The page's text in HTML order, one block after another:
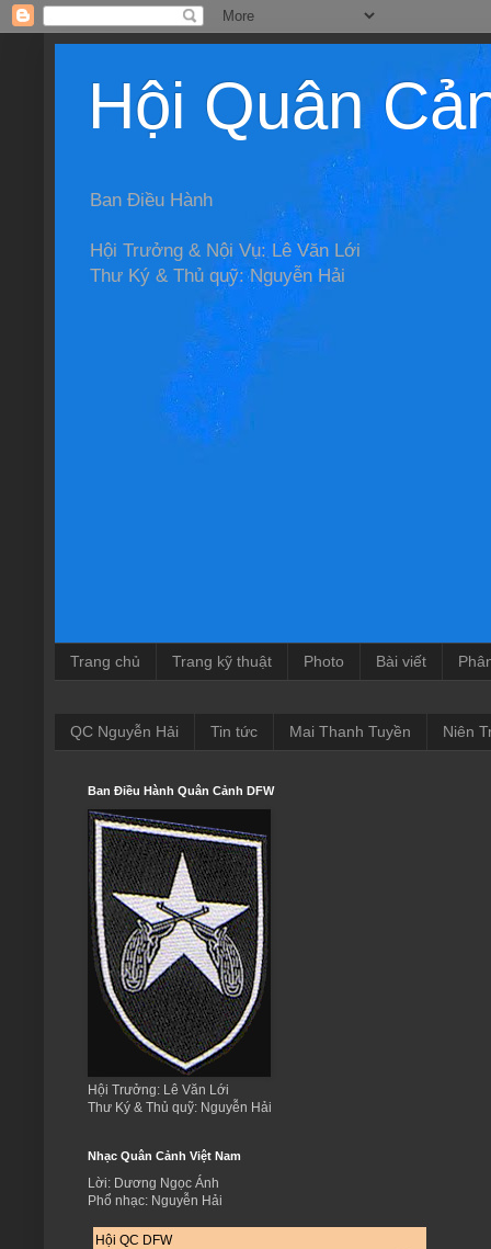
Hội Quân
Ban Điều Hành
Hội Trưởng & Nội Vụ: Lê Văn Lới
Thư Ký & Thủ quỹ: Nguyễn Hải
Trang chủ Trang kỹ thuật Photo Bài viết
QC Nguyễn Hải Tin tức Mai Thanh Tuyền Niên
Ban Điều Hành Quân Cảnh DFW
Hội Trưởng: Lê Văn Lới
Thư Ký & Thủ quỹ: Nguyễn Hải
Nhạc Quân Cảnh Việt Nam
Lời: Dương Ngọc Ánh
Phổ nhạc: Nguyễn Hải
Hội QC DFW